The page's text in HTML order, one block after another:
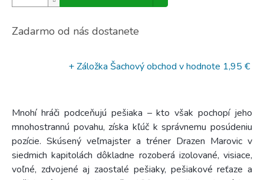
Zadarmo od nás dostanete
+ Záložka Šachový obchod v hodnote 1,95 €
Mnohí hráči podceňujú pešiaka – kto však pochopí jeho
mnohostrannú povahu, získa kľúč k správnemu posúdeniu
pozície. Skúsený veľmajster a tréner Drazen Marovic v
siedmich kapitolách dôkladne rozoberá izolované, visiace,
voľné, zdvojené aj zaostalé pešiaky, pešiakové reťaze a